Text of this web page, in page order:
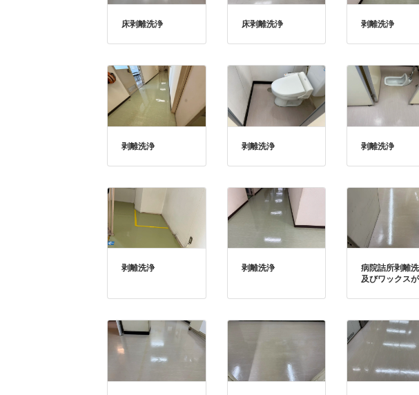
床剥離洗浄 床剥離洗浄 剥離洗浄
剥離洗浄 剥離洗浄 剥離洗浄
剥離洗浄 剥離洗浄
病院詰所剥離
及びワックス